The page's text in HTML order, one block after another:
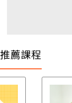
推薦課程